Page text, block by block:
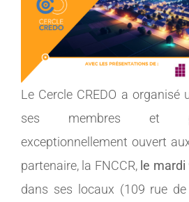
MEMBRES
CONTACT
Le Cercle CREDO a organisé
ses membres et
exceptionnellement ouvert
partenaire, la FNCCR, le
dans ses locaux (109 rue de